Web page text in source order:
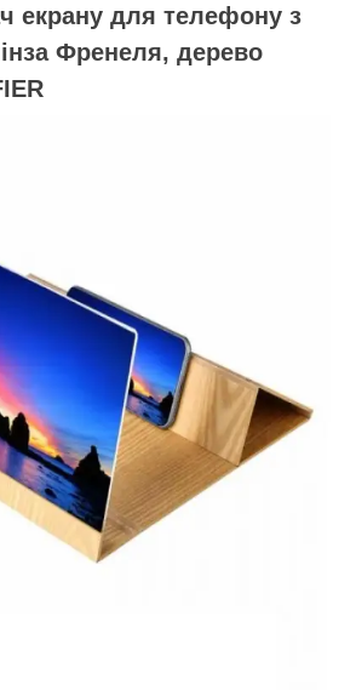
екрану для телефону з
Френеля, дерево